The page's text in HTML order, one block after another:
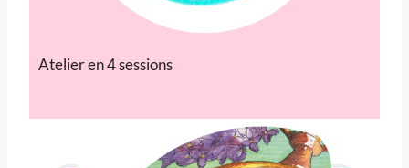
Atelier en 4 sessions